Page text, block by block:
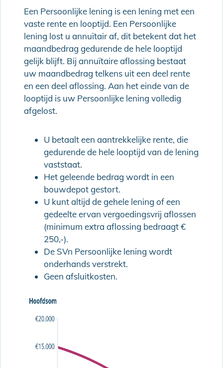
Een Persoonlijke lening is een lening met een
vaste rente en looptijd. Een Persoonlijke
lening lost u annuïtair af, dit betekent dat het
maandbedrag gedurende de hele looptijd
gelijk blijft. Bij annuïtaire aflossing bestaat
uw maandbedrag telkens uit een deel rente
en een deel aflossing. Aan het einde van de
looptijd is uw Persoonlijke lening volledig
afgelost.
U betaalt een aantrekkelijke rente, die
gedurende de hele looptijd van de lening
vaststaat.
Het geleende bedrag wordt in een
bouwdepot gestort.
U kunt altijd de gehele lening of een
gedeelte ervan vergoedingsvrij aflossen
(minimum extra aflossing bedraagt €
250,-).
De SVn Persoonlijke lening wordt
onderhands verstrekt.
Geen afsluitkosten.